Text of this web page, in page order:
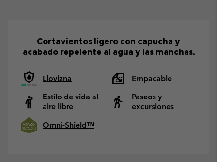
Cortavientos ligero con capucha y
acabado repelente al agua y las manchas.
Llovizna
Empacable
Estilo de vida al
aire libre
Paseos y
excursiones
Omni-Shield™